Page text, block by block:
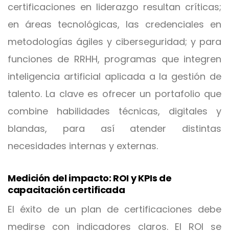
certificaciones en liderazgo resultan críticas;
en áreas tecnológicas, las credenciales en
metodologías ágiles y ciberseguridad; y para
funciones de RRHH, programas que integren
inteligencia artificial aplicada a la gestión de
talento. La clave es ofrecer un portafolio que
combine habilidades técnicas, digitales y
blandas, para así atender distintas
necesidades internas y externas.
Medición del impacto: ROI y KPIs de
capacitación certificada
El éxito de un plan de certificaciones debe
medirse con indicadores claros. El ROI se